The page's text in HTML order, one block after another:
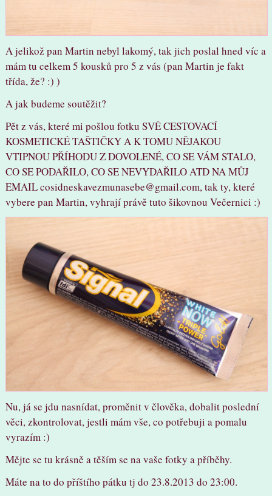
A jelikož pan Martin nebyl lakomý, tak jich poslal hned víc a
mám tu celkem 5 kousků pro 5 z vás (pan Martin je fakt
třída, že? :) )
A jak budeme soutěžit?
Pět z vás, které mi pošlou fotku SVÉ CESTOVACÍ
KOSMETICKÉ TAŠTIČKY A K TOMU NĚJAKOU
VTIPNOU PŘÍHODU Z DOVOLENÉ, CO SE VÁM STALO,
CO SE PODAŘILO, CO SE NEVYDAŘILO ATD NA MŮJ
EMAIL cosidneskavezmunasebe@gmail.com, tak ty, které
vybere pan Martin, vyhrají právě tuto šikovnou Večernici :)
Nu, já se jdu nasnídat, proměnit v člověka, dobalit poslední
věci, zkontrolovat, jestli mám vše, co potřebuji a pomalu
vyrazím :)
Mějte se tu krásně a těším se na vaše fotky a příběhy.
Máte na to do příštího pátku tj do 23.8.2013 do 23:00.